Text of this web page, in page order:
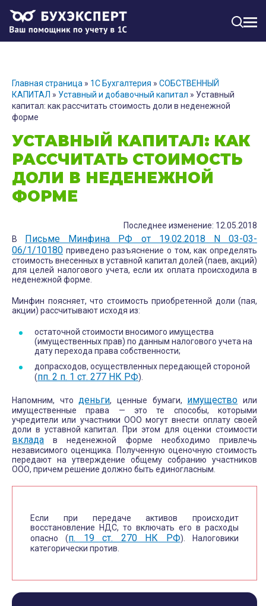
Главная страница » 1С Бухгалтерия » СОБСТВЕННЫЙ
КАПИТАЛ » Уставный и добавочный капитал » Уставный
капитал: как рассчитать стоимость доли в неденежной
форме
УСТАВНЫЙ КАПИТАЛ: КАК
РАССЧИТАТЬ СТОИМОСТЬ
ДОЛИ В НЕДЕНЕЖНОЙ
ФОРМЕ
Последнее изменение: 12.05.2018
В Письме Минфина РФ от 19.02.2018 N 03-03-
06/1/10180 приведено разъяснение о том, как определять
стоимость внесенных в уставной капитал долей (паев, акций)
для целей налогового учета, если их оплата происходила в
неденежной форме.
Минфин поясняет, что стоимость приобретенной доли (пая,
акции) рассчитывают исходя из:
остаточной стоимости вносимого имущества
(имущественных прав) по данным налогового учета на
дату перехода права собственности;
допрасходов, осуществленных передающей стороной
(пп. 2 п. 1 ст. 277 НК РФ).
Напомним, что деньги, ценные бумаги, имущество или
имущественные права — это те способы, которыми
учредители или участники ООО могут внести оплату своей
доли в уставной капитал. При этом для оценки стоимости
вклада в неденежной форме необходимо привлечь
независимого оценщика. Полученную оценочную стоимость
передают на утверждение общему собранию участников
ООО, причем решение должно быть единогласным.
Если при передаче активов происходит
восстановление НДС, то включать его в расходы
опасно (п. 19 ст. 270 НК РФ). Налоговики
категорически против.